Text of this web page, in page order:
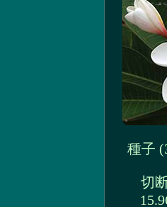
種子
切